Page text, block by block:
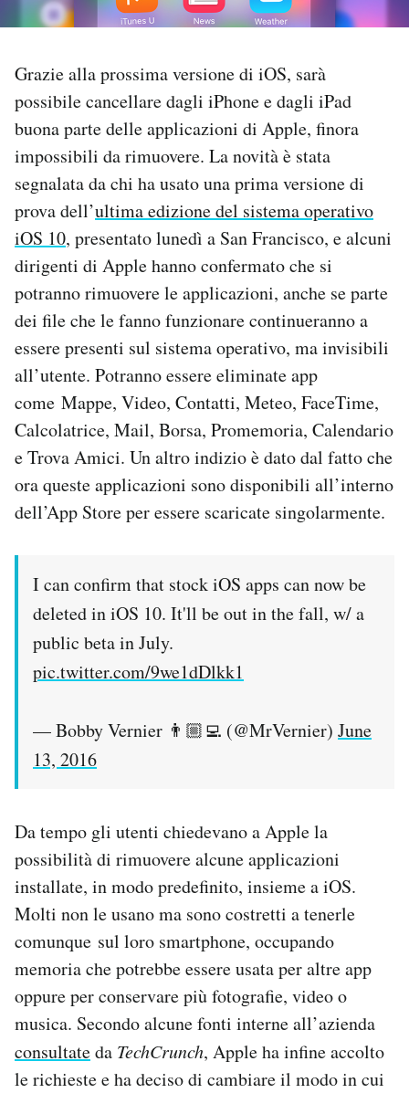
CALENDARIO
AREA PERSONALE
Area Personale
Newsletter
Notifiche mobile
Regala il Post
Hai bisogno di aiuto?
Esci
Grazie alla prossima versione di iOS, sarà
possibile cancellare dagli iPhone e dagli iPad
buona parte delle applicazioni di Apple, finora
impossibili da rimuovere. La novità è stata
segnalata da chi ha usato una prima versione di
prova dell’ultima edizione del sistema operativo
iOS 10, presentato lunedì a San Francisco, e alcuni
dirigenti di Apple hanno confermato che si
potranno rimuovere le applicazioni, anche se parte
dei file che le fanno funzionare continueranno a
essere presenti sul sistema operativo, ma invisibili
all’utente. Potranno essere eliminate app
come Mappe, Video, Contatti, Meteo, FaceTime,
Calcolatrice, Mail, Borsa, Promemoria, Calendario
e Trova Amici. Un altro indizio è dato dal fatto che
ora queste applicazioni sono disponibili all’interno
dell’App Store per essere scaricate singolarmente.
I can confirm that stock iOS apps can now be
deleted in iOS 10. It'll be out in the fall, w/ a
public beta in July.
pic.twitter.com/9we1dDlkk1
— Bobby Vernier 👨🏼‍💻 (@MrVernier) June
13, 2016
Da tempo gli utenti chiedevano a Apple la
possibilità di rimuovere alcune applicazioni
installate, in modo predefinito, insieme a iOS.
Molti non le usano ma sono costretti a tenerle
comunque sul loro smartphone, occupando
memoria che potrebbe essere usata per altre app
oppure per conservare più fotografie, video o
musica. Secondo alcune fonti interne all’azienda
consultateda TechCrunch, Apple ha infine accolto
le richieste e ha deciso di cambiare il modo in cui